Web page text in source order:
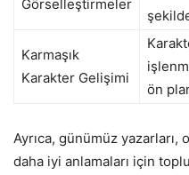
Görselleştirmeler
Karmaşık
Karakter Gelişimi
ön
Ayrıca, günümüz yazarları,
daha iyi anlamaları için